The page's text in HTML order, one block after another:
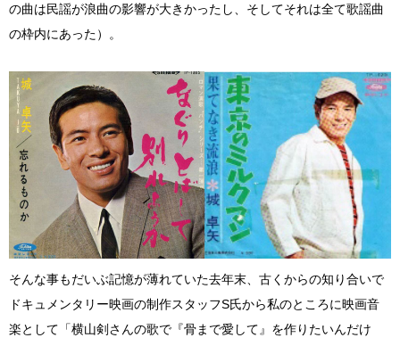
の曲は民謡が浪曲の影響が大きかったし、そしてそれは全て歌謡曲
の枠内にあった）。
そんな事もだいぶ記憶が薄れていた去年末、古くからの知り合いで
ドキュメンタリー映画の制作スタッフS氏から私のところに映画音
楽として「横山剣さんの歌で『骨まで愛して』を作りたいんだけ